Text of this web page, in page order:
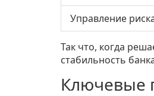
Управление
Так что, когда
стабильность
Ключевые